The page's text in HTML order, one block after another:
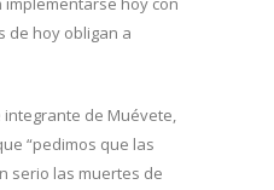
de hoy obligan a
integrante de Muévete,
“pedimos que las
serio las muertes de